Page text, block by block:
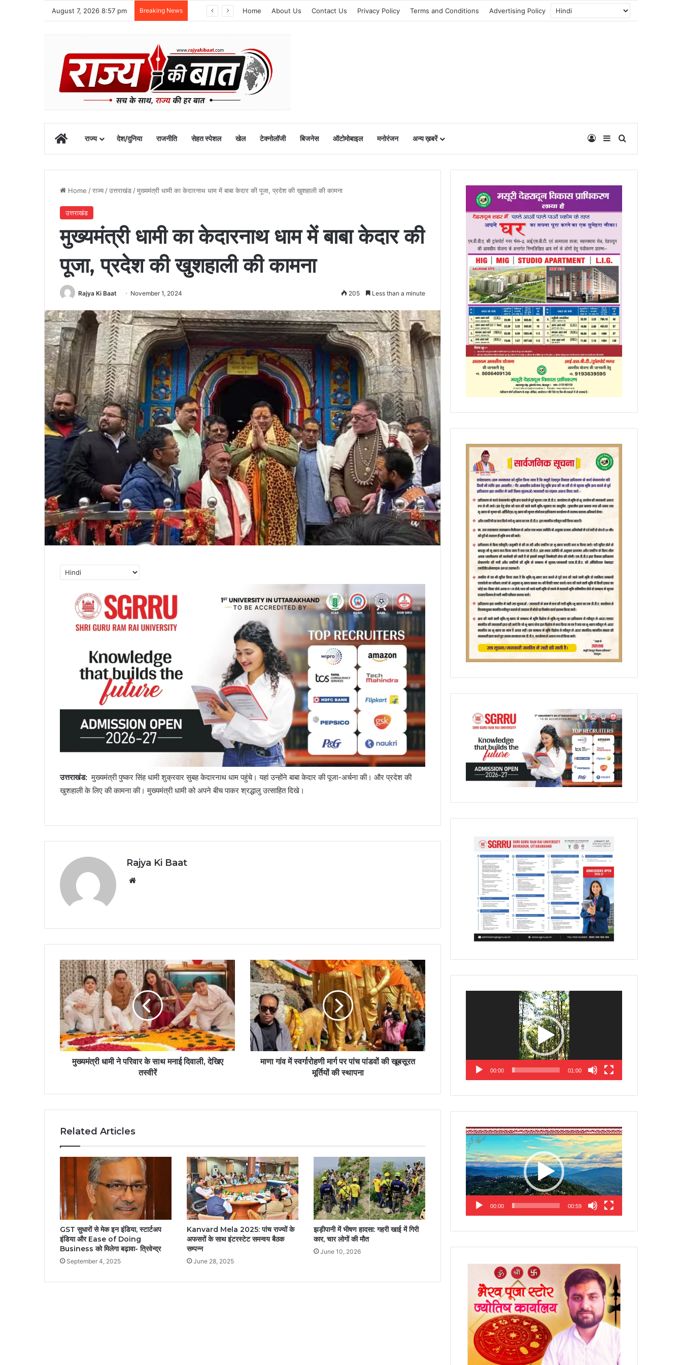
August 7, 2026 8:57 pm Breaking News Home About Us Contact Us Privacy Policy Terms and Conditions Advertising Policy
Homeराज्य देश/दुनिया राजनीति सेहत स्पेशल खेल टेक्नोलॉजी बिजनेस ऑटोमोबाइल मनोरंजन अन्य ख़बरें Log InSidebar
Home /राज्य /उत्तराखंड /मुख्यमंत्री धामी का केदारनाथ धाम में बाबा केदार की पूजा, प्रदेश की खुशहाली की कामना
उत्तराखंड
मुख्यमंत्री धामी का केदारनाथ धाम में बाबा केदार की
पूजा, प्रदेश की खुशहाली की कामना
Rajya Ki Baat November 1, 2024 205 Less than a minute
उत्तराखंड: मुख्यमंत्री पुष्कर सिंह धामी शुक्रवार सुबह केदारनाथ धाम पहुंचे। यहां उन्होंने बाबा केदार की पूजा-अर्चना की। और प्रदेश की
खुशहाली के लिए की कामना की। मुख्यमंत्री धामी को अपने बीच पाकर श्रद्धालु उत्साहित दिखे।
Rajya Ki Baat
मुख्यमंत्री धामी ने परिवार के साथ मनाई दिवाली, देखिए
तस्वीरें
माणा गांव में स्वर्गारोहणी मार्ग पर पांच पांडवों की खूबसूरत
मूर्तियों की स्थापना
Related Articles
GST सुधारों से मेक इन इंडिया, स्टार्टअप
इंडिया और Ease of Doing
Business को मिलेगा बढ़ावा- त्रिवेन्द्र
September 4, 2025
Kanvard Mela 2025: पांच राज्यों के
अफसरों के साथ इंटरस्टेट समन्वय बैठक
सम्पन्न
June 28, 2025
झड़ीपानी में भीषण हादसा: गहरी खाई में गिरी
कार, चार लोगों की मौत
June 10, 2026
00:00 01:00
Video
Player
00:00 00:59